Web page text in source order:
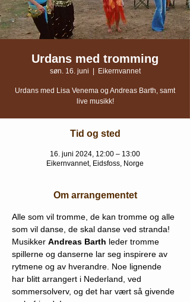
Urdans med tromming
søn. 16. juni
  |
Eikernvannet
Urdans med Lisa Venema og Andreas Barth, samt
live musikk!
Tid og sted
16. juni 2024, 12:00 – 13:00
Eikernvannet, Eidsfoss, Norge
Om arrangementet
Alle som vil tromme, de kan tromme og alle
som vil danse, de skal danse ved stranda!
Musikker Andreas Barth leder tromme
spillerne og danserne lar seg inspirere av
rytmene og av hverandre. Noe lignende
har blitt arrangert i Nederland, ved
sommersolverv, og det har vært så givende